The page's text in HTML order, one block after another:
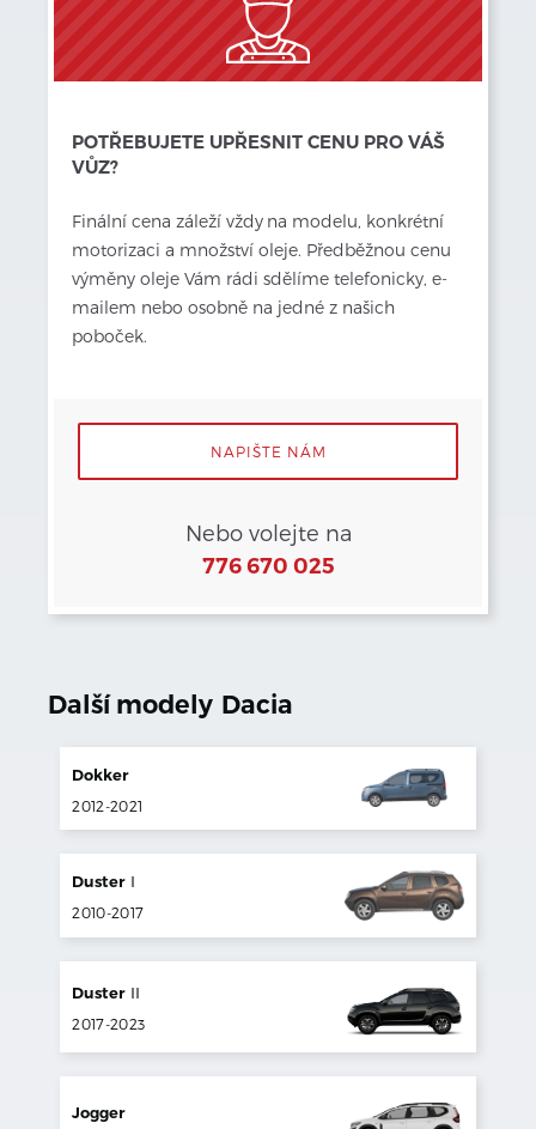
POTŘEBUJETE UPŘESNIT CENU PRO VÁŠ
VŮZ?
Finální cena záleží vždy na modelu, konkrétní
motorizaci a množství oleje. Předběžnou cenu
výměny oleje Vám rádi sdělíme telefonicky, e-
mailem nebo osobně na jedné z našich
poboček.
NAPIŠTE NÁM
Nebo volejte na
776 670 025
Další modely Dacia
Dokker
2012-2021
Duster I
2010-2017
Duster II
2017-2023
Jogger